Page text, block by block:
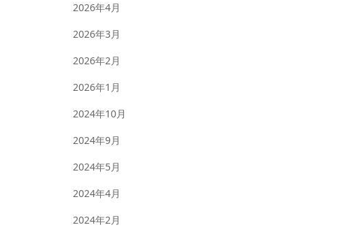
2026年4月
2026年3月
2026年2月
2026年1月
2024年10月
2024年9月
2024年5月
2024年4月
2024年2月